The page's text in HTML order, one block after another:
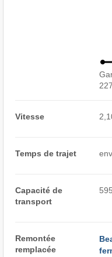
Vitesse
Temps de trajet
Capacité de
transport
Remontée
remplacée